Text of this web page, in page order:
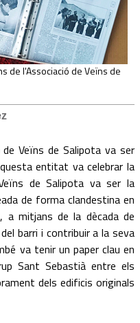
de l'Associació de Veïns de
Veïns de Salipota va ser
entitat va celebrar la
de Salipota va ser la
de forma clandestina en
a mitjans de la dècada de
barri i contribuir a la seva
va tenir un paper clau en
Sant Sebastià entre els
dels edificis originals